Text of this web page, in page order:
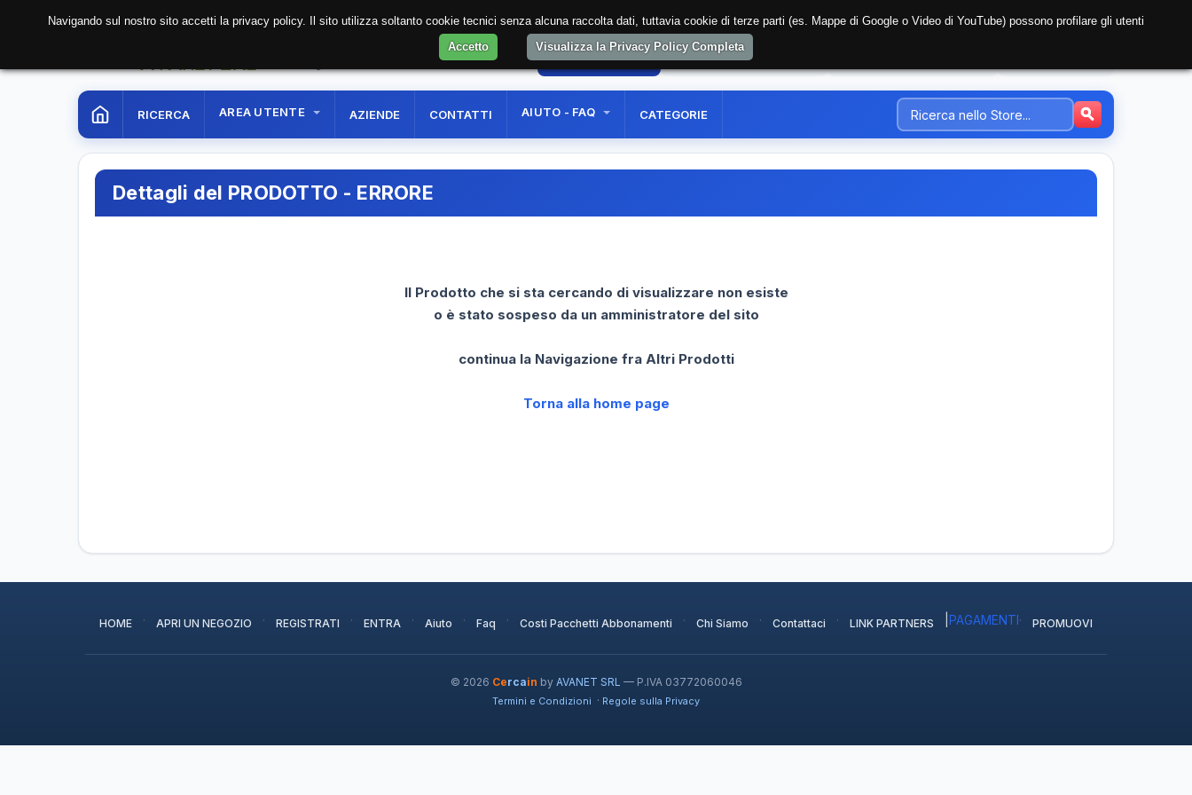
AREA RISERVATA REGISTRAZIONE UTENTE
RICERCA AREA UTENTE AZIENDE CONTATTI AIUTO - FAQ CATEGORIE
Dettagli del PRODOTTO - ERRORE
Il Prodotto che si sta cercando di visualizzare non esiste
o è stato sospeso da un amministratore del sito
continua la Navigazione fra Altri Prodotti
Torna alla home page
HOME · APRI UN NEGOZIO · REGISTRATI · ENTRA · Aiuto · Faq · Costi Pacchetti Abbonamenti · Chi Siamo · Contattaci · LINK PARTNERS PAGAMENTI· PROMUOVI
© 2026 Cercain by AVANET SRL — P.IVA 03772060046
Termini e Condizioni · Regole sulla Privacy
Navigando sul nostro sito accetti la privacy policy. Il sito utilizza soltanto cookie tecnici senza alcuna raccolta dati, tuttavia cookie di terze parti (es. Mappe di Google o Video di YouTube) possono profilare gli utenti
Accetto
Visualizza la Privacy Policy Completa